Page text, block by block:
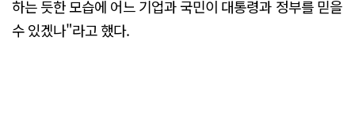
하는 듯한 모습에 어느 기업과 국민이 대통령과 정부를 믿을
수 있겠나"라고 했다.